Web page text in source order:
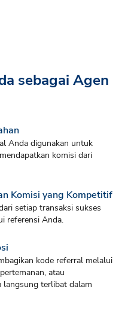
sebagai Agen
Anda digunakan untuk
komisi dari
Komisi yang Kompetitif
setiap transaksi sukses
referensi Anda.
kode referral melalui
atau
langsung terlibat dalam